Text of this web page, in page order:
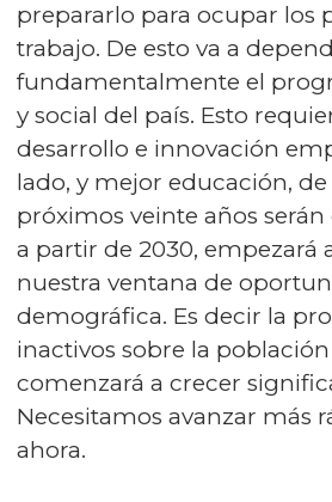
prepararlo para ocupar los
trabajo. De esto va a
fundamentalmente el
y social del país. Esto
desarrollo e innovación
lado, y mejor educación, de
próximos veinte años serán
a partir de 2030, empezará
nuestra ventana de
demográfica. Es decir la
inactivos sobre la
comenzará a crecer
Necesitamos avanzar más
ahora.